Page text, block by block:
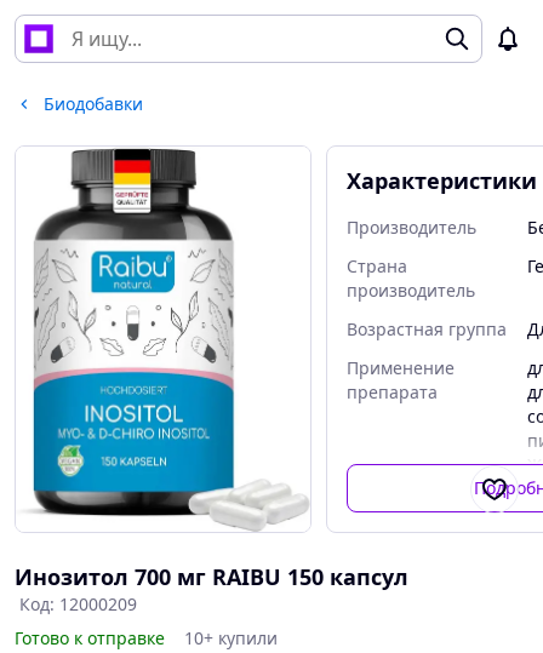
Биодобавки
Характеристики
Производитель
Страна
производитель
Возрастная группа
Применение
препарата
и
Свойства
Инозитол 700 мг RAIBU 150 капсул
Код: 12000209
Готово к отправке
10+ купили